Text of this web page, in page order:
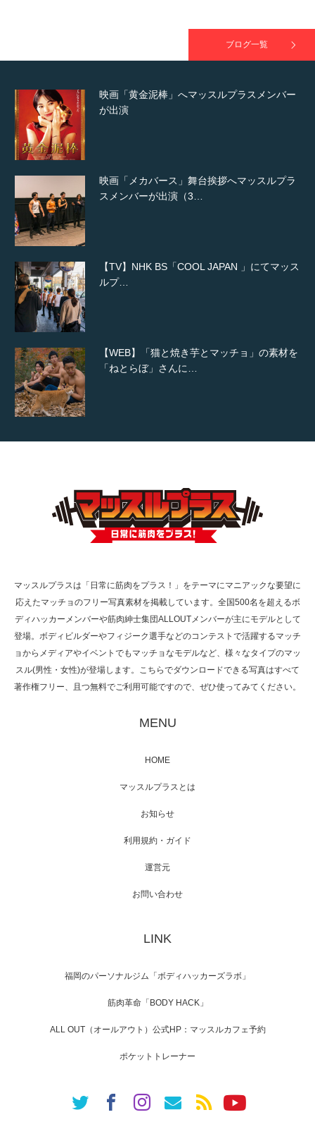
ブログ一覧
映画「黄金泥棒」へマッスルプラスメンバー
が出演
映画「メカバース」舞台挨拶へマッスルプラ
スメンバーが出演（3…
【TV】NHK BS「COOL JAPAN 」にてマッス
ルプ…
【WEB】「猫と焼き芋とマッチョ」の素材を
「ねとらぼ」さんに…
【TV】TBS番組「ひるおび」にてマッスルプ
ラスが紹介されま…
で紹介さ…
映画「黄金泥棒」へマッスルプラスメンバー
映画「メカバース」舞台挨拶へマッスルプラ
ルプ…
「ねとらぼ」さんに…
マッスルプラスは「日常に筋肉をプラス！」をテーマにマニアックな要望に
応えたマッチョのフリー写真素材を掲載しています。全国500名を超えるボ
ディハッカーメンバーや筋肉紳士集団ALLOUTメンバーが主にモデルとして
登場。ボディビルダーやフィジーク選手などのコンテストで活躍するマッチ
ョからメディアやイベントでもマッチョなモデルなど、様々なタイプのマッ
スル(男性・女性)が登場します。こちらでダウンロードできる写真はすべて
著作権フリー、且つ無料でご利用可能ですので、ぜひ使ってみてください。
MENU
HOME
マッスルプラスとは
お知らせ
利用規約・ガイド
運営元
お問い合わせ
LINK
福岡のパーソナルジム「ボディハッカーズラボ」
筋肉革命「BODY HACK」
ALL OUT（オールアウト）公式HP：マッスルカフェ予約
ポケットトレーナー